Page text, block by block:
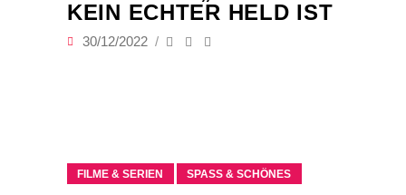
KEIN ECHTER HELD IST
30/12/2022
FILME & SERIEN SPASS & SCHÖNES